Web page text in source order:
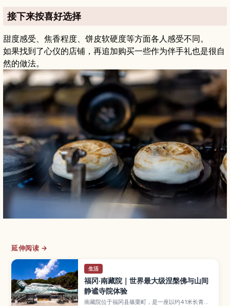
接下来按喜好选择
甜度感受、焦香程度、饼皮软硬度等方面各人感受不同。
如果找到了心仪的店铺，再追加购买一些作为伴手礼也是很自
然的做法。
延伸阅读 →
生活
福冈·南藏院｜世界最大级涅槃佛与山间
静谧寺院体验
南藏院位于福冈县篠栗町，是一座以约41米长青铜